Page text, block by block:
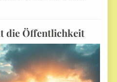
die Öffentlichkeit